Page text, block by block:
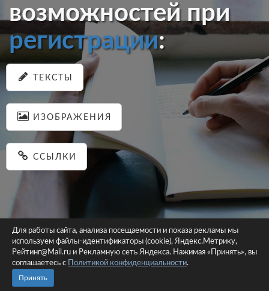
возможностей при
регистрации:
ТЕКСТЫ
ИЗОБРАЖЕНИЯ
ССЫЛКИ
© 2026 pastein.ru |Пользовательское соглашение|Политика
конфиденциальности
Для работы сайта, анализа посещаемости и показа рекламы мы
используем файлы-идентификаторы (cookie), Яндекс.Метрику,
Рейтинг@Mail.ru и Рекламную сеть Яндекса. Нажимая «Принять», вы
соглашаетесь с
Политикой конфиденциальности.
Принять